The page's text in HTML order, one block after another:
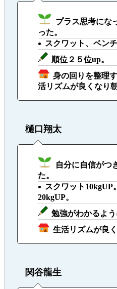
プラス思考にな
った。
スクワット、ベン
順位２５位up。
身の回りを整理
活リズムが良くなり
樋口翔太
自分に自信がつ
た。
スクワット10kgUP
20kgUP。
勉強がわかるよう
生活リズムが良
関谷龍生